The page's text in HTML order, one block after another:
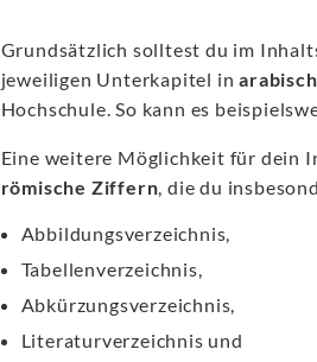
Grundsätzlich solltest du im
jeweiligen Unterkapitel in
Hochschule. So kann es
Eine weitere Möglichkeit für dein
römische Ziffern , die du
Abbildungsverzeichnis,
Tabellenverzeichnis,
Abkürzungsverzeichnis,
Literaturverzeichnis und